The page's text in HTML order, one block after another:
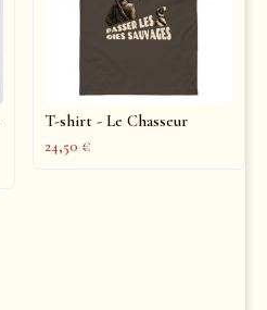
T-shirt - Le Chasseur
24,50 €